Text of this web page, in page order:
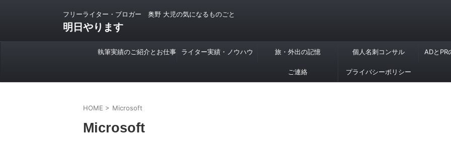
フリーライター・ブロガー 奥野 大児の気になるものごと
明日やります
執筆実績のご紹介とお仕事 ライター実績・ノウハウ 旅・外出の記憶 個人名刺コンサル ADとPR
ご連絡 プライバシーポリシー
HOME > Microsoft
Microsoft